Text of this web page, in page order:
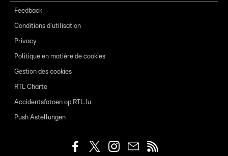
Feedback
Conditions d'utilisation
Privacy
Politique en matière de cookies
Gestion des cookies
RTL Charte
Accidentsfotoen op RTL.lu
Push Astellungen